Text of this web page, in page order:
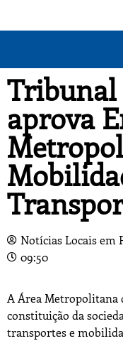
Tribunal
aprova
Notícias Locais em
09:50
A Área Metropolitana
constituição da
transportes e